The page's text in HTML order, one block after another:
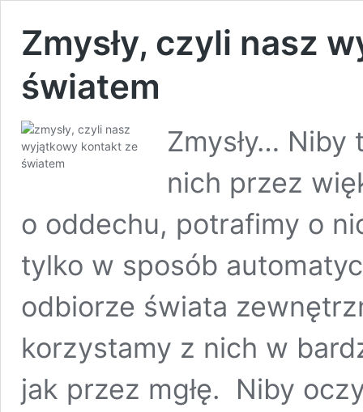
Zmysły, czyli nasz
światem
Zmysły…
nich przez
o oddechu, potrafimy o
tylko w sposób
odbiorze świata
korzystamy z nich w
jak przez mgłę. Niby